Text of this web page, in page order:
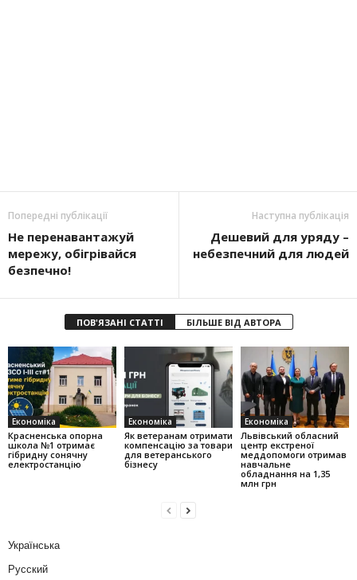
Попередні публікації
Не перенавантажуй
мережу, обігрівайся
безпечно!
Наступна публікація
Дешевий для уряду –
небезпечний для людей
ПОВ'ЯЗАНІ СТАТТІ БІЛЬШЕ ВІД АВТОРА
Економіка
Красненська опорна
школа №1 отримає
гібридну сонячну
електростанцію
Економіка
Як ветеранам отримати
компенсацію за товари
для ветеранського
бізнесу
Економіка
Львівський обласний
центр екстреної
меддопомоги отримав
навчальне
обладнання на 1,35
млн грн
Українська
Русский